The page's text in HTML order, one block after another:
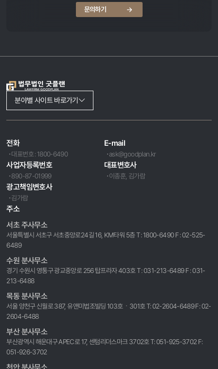
문의하기
분야별 사이트 바로가기
전화
대표번호 : 1800-6490
E-mail
ask@goodplan.kr
사업자등록번호
890-87-01999
대표변호사
이종훈, 김가람
광고책임변호사
김가람
주소
서초 주사무소
서울특별시 서초구 서초중앙로24길 16, KM타워 5층 T : 1800-6490 F : 02-525-
6489
수원 분사무소
경기 수원시 영통구 광교중앙로 256 탑프라자 403호 T : 031-213-6489 F : 031-
213-6488
목동 분사무소
서울 양천구 신월로 387, 유앤미법조빌딩 103호ㆍ301호 T: 02-2604-6489 F: 02-
2604-6488
부산 분사무소
부산광역시 해운대구 APEC로 17, 센텀리더스마크 3702호 T: 051-925-3702 F:
051-926-3702